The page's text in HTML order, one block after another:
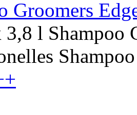
Groomers
3,8 l